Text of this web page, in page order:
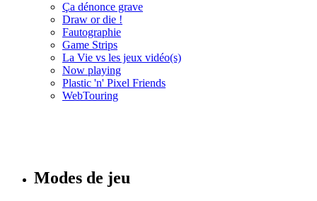
Ça dénonce grave
Draw or die !
Fautographie
Game Strips
La Vie vs les jeux vidéo(s)
Now playing
Plastic 'n' Pixel Friends
WebTouring
Modes de jeu